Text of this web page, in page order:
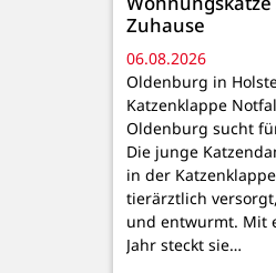
Zuhause
06.08.2026
Oldenburg in
Katzenklappe
Oldenburg sucht
Die junge
in der
tierärztlich
und entwurmt. Mit
Jahr steckt sie…